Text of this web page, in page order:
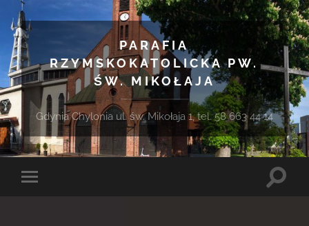
PARAFIA
RZYMSKOKATOLICKA PW.
ŚW. MIKOŁAJA
Gdynia Chylonia ul. św. Mikołaja 1, tel. 58 663 44 14
Toggle
Toggle